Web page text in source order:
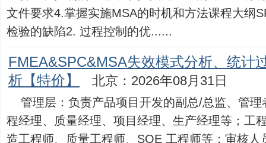
文件要求4.掌握实施MSA的时机和方法课程大纲
检验的缺陷2. 过程控制的优......
FMEA&SPC&MSA失效模式分析、统计
析【特价】
北京：2026年08月31日
管理层：负责产品项目开发的副总/总监、管
程经理、质量经理、项目经理、生产经理等；工
造工程师、质量工程师、SQE 工程师等；审核